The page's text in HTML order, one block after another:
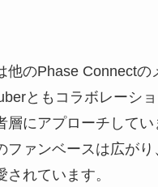
他のPhase Connectの
ともコラボレーシ
層にアプローチしてい
ファンベースは広がり
れています。